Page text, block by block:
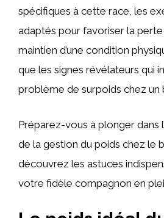
spécifiques à cette race, les
adaptés pour favoriser la
maintien d’une condition
que les signes révélateurs qui
problème de surpoids chez un
Préparez-vous à plonger dans
de la gestion du poids chez le
découvrez les astuces
votre fidèle compagnon en